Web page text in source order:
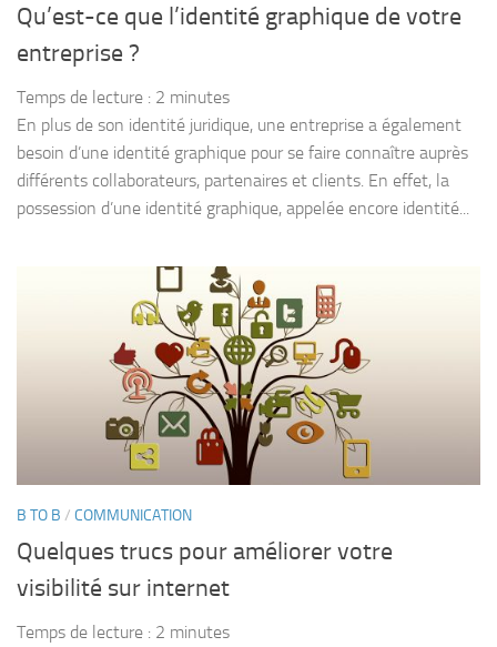
Qu’est-ce que l’identité graphique de votre
entreprise ?
Temps de lecture : 2 minutes
En plus de son identité juridique, une entreprise a également
besoin d’une identité graphique pour se faire connaître auprès
différents collaborateurs, partenaires et clients. En effet, la
possession d’une identité graphique, appelée encore identité...
B TO B / COMMUNICATION
Quelques trucs pour améliorer votre
visibilité sur internet
Temps de lecture : 2 minutes